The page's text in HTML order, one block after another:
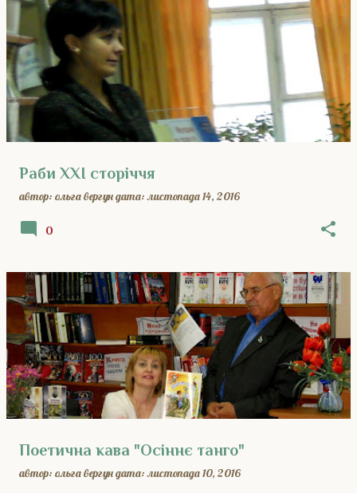
Раби ХХI сторіччя
автор: ольга вергундата:листопада 14, 2016
0
Поетична кава "Осіннє танго"
автор: ольга вергундата:листопада 10, 2016